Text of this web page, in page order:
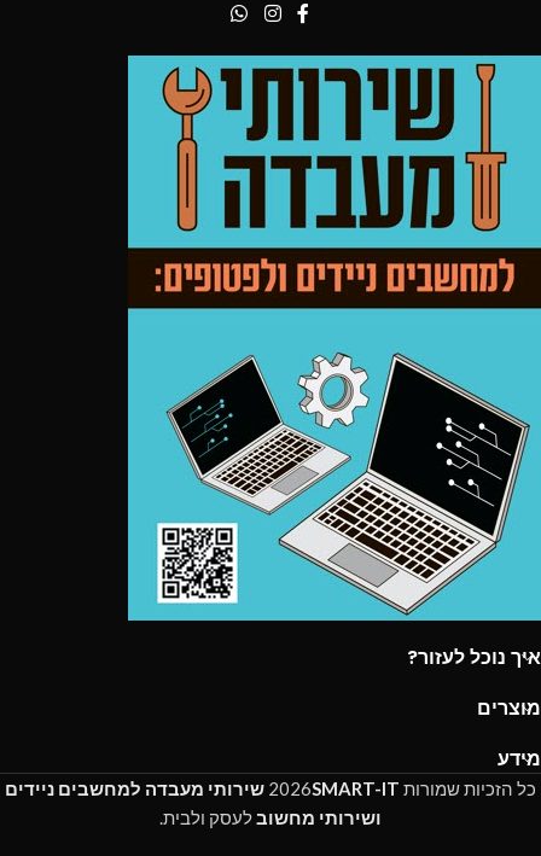
איך נוכל לעזור?
מוצרים
מידע
כל הזכיות שמורות 2026SMART-IT
שירותי מעבדה למחשבים ניידים
ושירותי מחשובלעסק ולבית.